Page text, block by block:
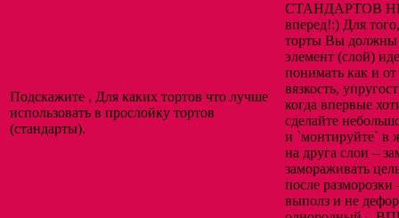
Подскажите , Для каких тортов что лучше
использовать в прослойку тортов
(стандарты).
СТАНДАРТОВ
вперед!:) Для
торты Вы должны
элемент (слой)
понимать как и
вязкость,
когда впервые
сделайте
и `монтируйте` в
на друга слои –
замораживать
после
выполз и не